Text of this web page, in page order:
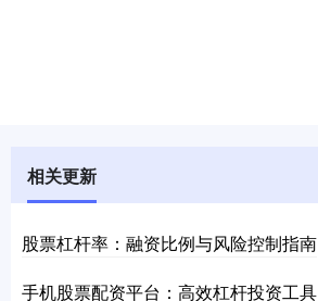
相关更新
股票杠杆率：融资比例与风险控制指南
手机股票配资平台：高效杠杆投资工具